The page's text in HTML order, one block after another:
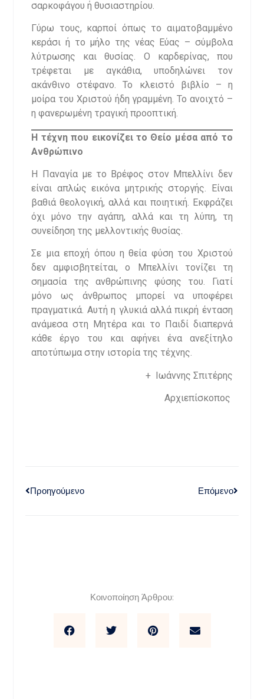
σαρκοφάγου ή θυσιαστηρίου.
Γύρω τους, καρποί όπως το αιματοβαμμένο
κεράσι ή το μήλο της νέας Εύας – σύμβολα
λύτρωσης και θυσίας. Ο καρδερίνας, που
τρέφεται με αγκάθια, υποδηλώνει τον
ακάνθινο στέφανο. Το κλειστό βιβλίο – η
μοίρα του Χριστού ήδη γραμμένη. Το ανοιχτό –
η φανερωμένη τραγική προοπτική.
Η τέχνη που εικονίζει το Θείο μέσα από το
Ανθρώπινο
Η Παναγία με το Βρέφος στον Μπελλίνι δεν
είναι απλώς εικόνα μητρικής στοργής. Είναι
βαθιά θεολογική, αλλά και ποιητική. Εκφράζει
όχι μόνο την αγάπη, αλλά και τη λύπη, τη
συνείδηση της μελλοντικής θυσίας.
Σε μια εποχή όπου η θεία φύση του Χριστού
δεν αμφισβητείται, ο Μπελλίνι τονίζει τη
σημασία της ανθρώπινης φύσης του. Γιατί
μόνο ως άνθρωπος μπορεί να υποφέρει
πραγματικά. Αυτή η γλυκιά αλλά πικρή ένταση
ανάμεσα στη Μητέρα και το Παιδί διαπερνά
κάθε έργο του και αφήνει ένα ανεξίτηλο
αποτύπωμα στην ιστορία της τέχνης.
+ Ιωάννης Σπιτέρης
Αρχιεπίσκοπος
Προηγούμενο Επόμενο
Κοινοποίηση Άρθρου: